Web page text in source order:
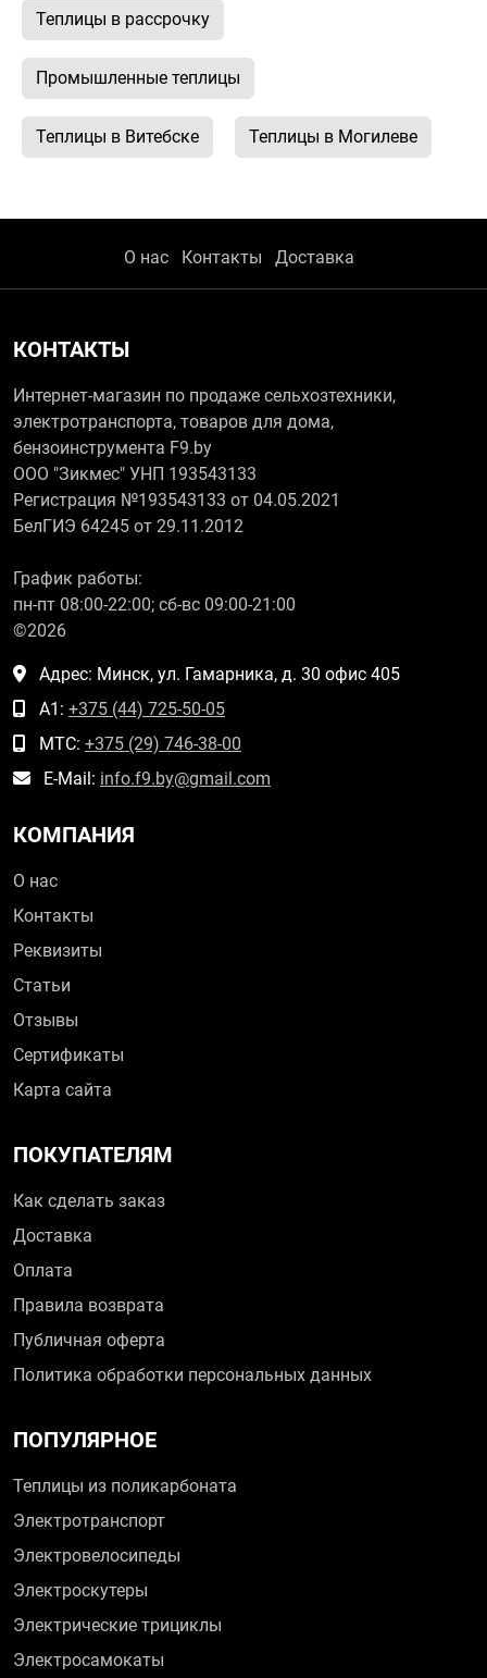
Теплицы в рассрочку
Промышленные теплицы
Теплицы в Витебске Теплицы в Могилеве
О нас Контакты Доставка
КОНТАКТЫ
Интернет-магазин по продаже сельхозтехники,
электротранспорта, товаров для дома,
бензоинструмента F9.by
ООО "Зикмес" УНП 193543133
Регистрация №193543133 от 04.05.2021
БелГИЭ 64245 от 29.11.2012
График работы:
пн-пт 08:00-22:00; сб-вс 09:00-21:00
©2026
Адрес: Минск, ул. Гамарника, д. 30 офис 405
А1: +375 (44) 725-50-05
МТС: +375 (29) 746-38-00
E-Mail: info.f9.by@gmail.com
КОМПАНИЯ
О нас
Контакты
Реквизиты
Статьи
Отзывы
Сертификаты
Карта сайта
ПОКУПАТЕЛЯМ
Как сделать заказ
Доставка
Оплата
Правила возврата
Публичная оферта
Политика обработки персональных данных
ПОПУЛЯРНОЕ
Теплицы из поликарбоната
Электротранспорт
Электровелосипеды
Электроскутеры
Электрические трициклы
Электросамокаты